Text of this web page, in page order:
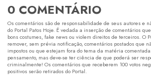
0 COMENTÁRIO
Os comentários são de responsabilidade de seus autores e
do Portal Patos Hoje. É vedada a inserção de comentários
bons costumes, fake news ou violem direitos de terceiros. O
remover, sem prévia notificação, comentários postados que
impostos ou que estejam fora do tema da matéria
pensamento, mas deve-se ter ciência de que poderá ser
criminalmente! Os comentários que receberem 100 votos
positivos serão retirados do Portal.